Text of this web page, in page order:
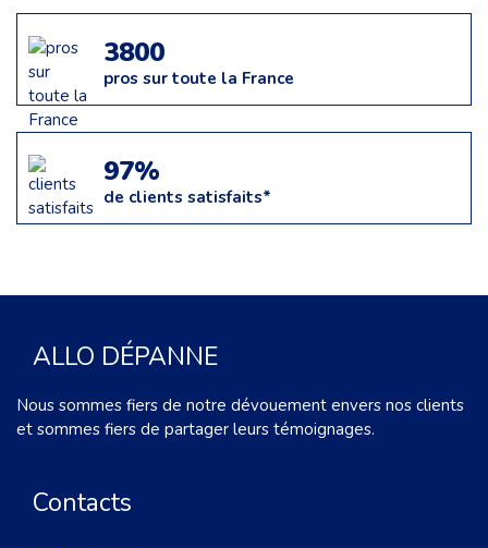
3800
pros sur toute la France
97%
de clients satisfaits*
ALLO DÉPANNE
Nous sommes fiers de notre dévouement envers nos clients
et sommes fiers de partager leurs témoignages.
Contacts